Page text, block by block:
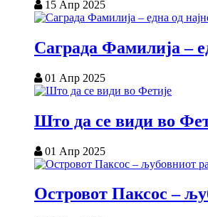
15 Апр 2025
Саграда Фамилија –
01 Апр 2025
Што да се види во
01 Апр 2025
Островот Паксос –